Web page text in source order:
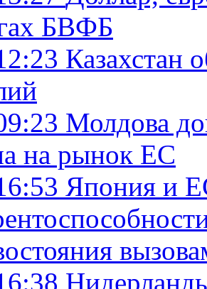
БВФБ
Казахстан
Молдова
на рынок ЕС
Япония и